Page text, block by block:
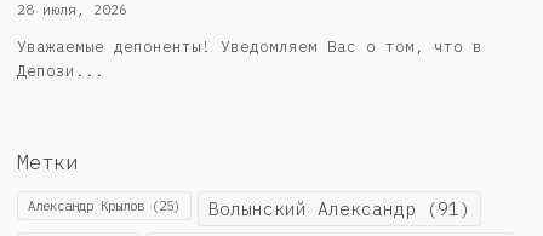
28 июля, 2026
Уважаемые депоненты! Уведомляем Вас о том, что в
Депози...
Метки
Александр Крылов (25) Волынский Александр (91)